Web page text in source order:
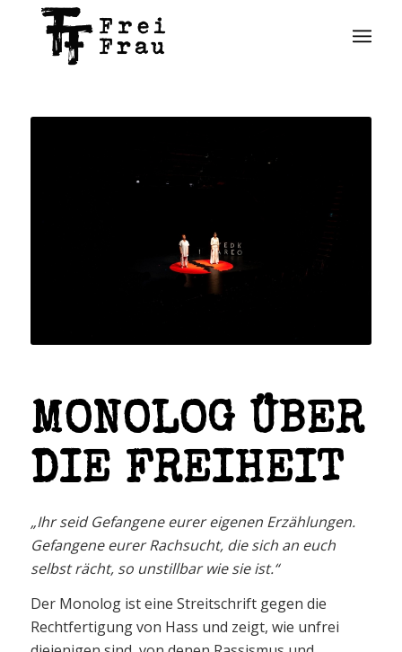
MONOLOG ÜBER
DIE FREIHEIT
„Ihr seid Gefangene eurer eigenen Erzählungen.
Gefangene eurer Rachsucht, die sich an euch
selbst rächt, so unstillbar wie sie ist.“
Der Monolog ist eine Streitschrift gegen die
Rechtfertigung von Hass und zeigt, wie unfrei